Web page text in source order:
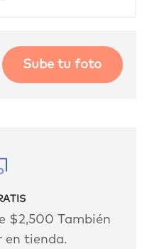
Sube tu foto
$2,500 También
en tienda.